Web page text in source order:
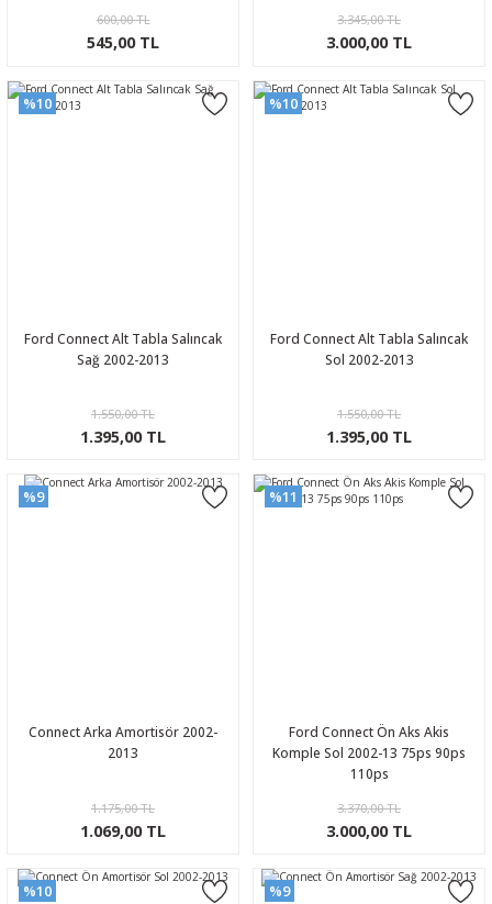
600,00 TL
545,00 TL
3.345,00 TL
3.000,00 TL
%10
Ford Connect Alt Tabla Salıncak
Sağ 2002-2013
1.550,00 TL
1.395,00 TL
%10
Ford Connect Alt Tabla Salıncak
Sol 2002-2013
1.550,00 TL
1.395,00 TL
%9
Connect Arka Amortisör 2002-
2013
1.175,00 TL
1.069,00 TL
%11
Ford Connect Ön Aks Akis
Komple Sol 2002-13 75ps 90ps
110ps
3.370,00 TL
3.000,00 TL
%10 %9